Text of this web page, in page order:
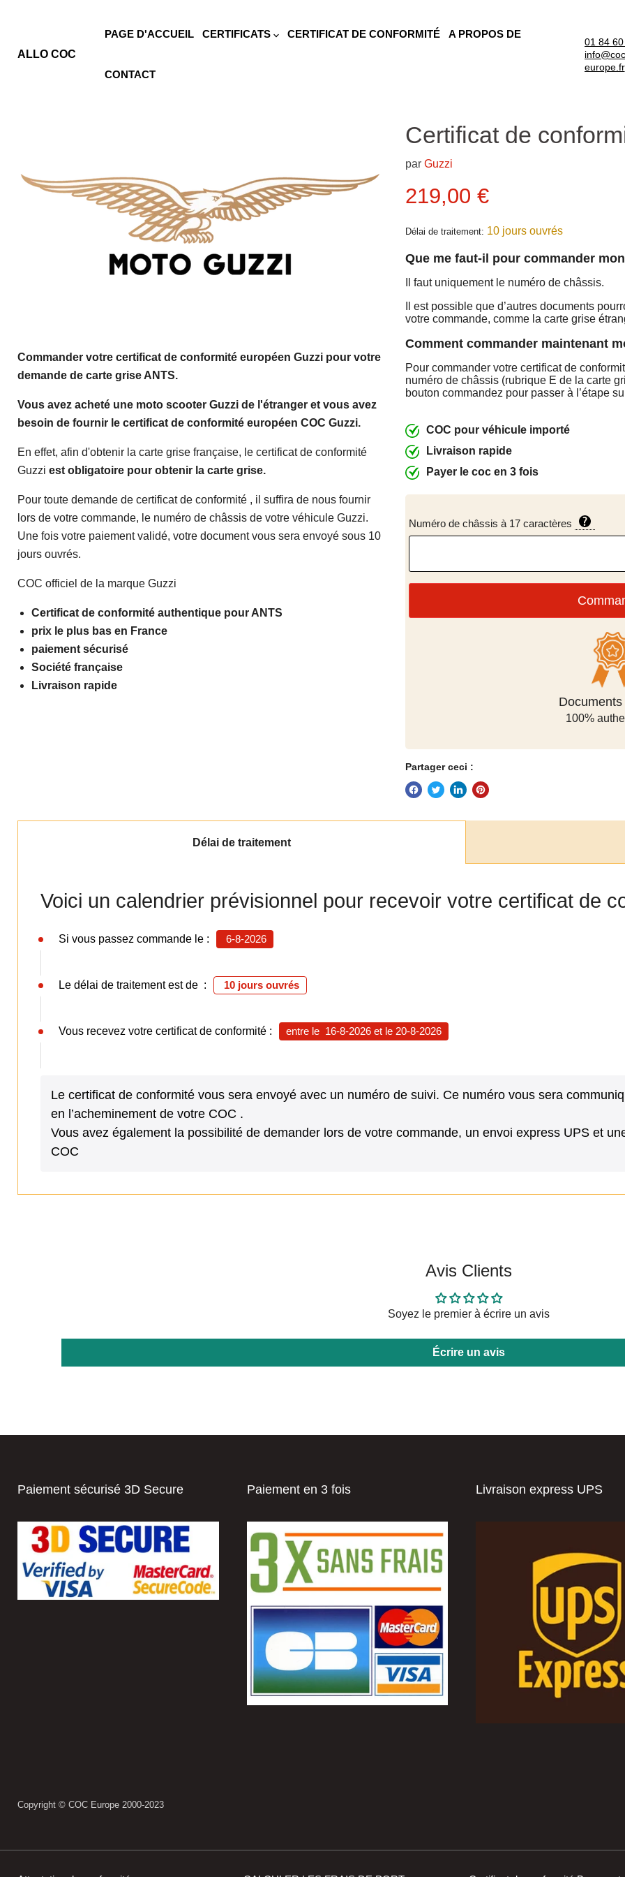
ALLO COC
PAGE D'ACCUEIL CERTIFICATS CERTIFICAT DE CONFORMITÉ A PROPOS DE
CONTACT
01 84
europe.fr
Commander votre certificat de conformité européen Guzzi pour votre
demande de carte grise ANTS.
Vous avez acheté une moto scooter Guzzi de l'étranger et vous avez
besoin de fournir le certificat de conformité européen COC Guzzi.
En effet, afin d'obtenir la carte grise française, le certificat de conformité
Guzzi est obligatoire pour obtenir la carte grise.
Pour toute demande de certificat de conformité , il suffira de nous fournir
lors de votre commande, le numéro de châssis de votre véhicule Guzzi.
Une fois votre paiement validé, votre document vous sera envoyé sous 10
jours ouvrés.
COC officiel de la marque Guzzi
Certificat de conformité authentique pour ANTS
prix le plus bas en France
paiement sécurisé
Société française
Livraison rapide
Certificat de
parGuzzi
Prix actuel
219,00 €
Délai de traitement: 10 jours ouvrés
Que me faut-il pour commander
Il faut uniquement le numéro de châssis.
Il est possible que d’autres documents
votre commande, comme la carte grise
Comment commander maintenant
Pour commander votre certificat de
numéro de châssis (rubrique E de la carte
bouton commandez pour passer à l’étape
COC pour véhicule importé
Livraison rapide
Payer le coc en 3 fois
Numéro de châssis à 17 caractères
100%
Méthodes de
Partager ceci :
Délai de traitement
Voici un calendrier prévisionnel pour recevoir votre certificat de
Si vous passez commande le : 6-8-2026
Le délai de traitement est de : 10 jours ouvrés
Vous recevez votre certificat de conformité : entre le 16-8-2026 et le 20-8-2026
Le certificat de conformité vous sera envoyé avec un numéro de suivi. Ce numéro vous sera
en l’acheminement de votre COC .
Vous avez également la possibilité de demander lors de votre commande, un envoi express UPS et
COC
Avis Clients
Soyez le premier à écrire un avis
Écrire un avis
Paiement sécurisé 3D Secure Paiement en 3 fois Livraison express UPS
Copyright © COC Europe 2000-2023